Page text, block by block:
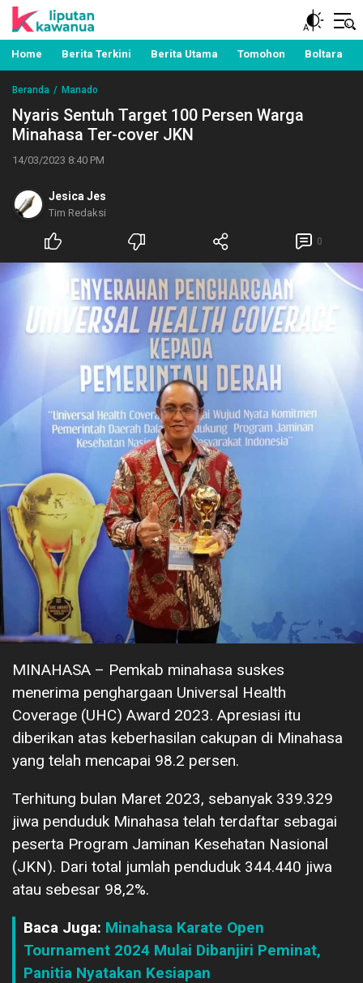
Liputan Kawanua
Berita Manado, Sulawesi Utara, Kawanua, Politik,
Pemerintahan, Hukum Kriminal dan Nasional
Home Berita Terkini Berita Utama Tomohon Boltara
Beranda Manado
Nyaris Sentuh Target 100 Persen Warga
Minahasa Ter-cover JKN
14/03/2023 8:40 PM
Jesica Jes
Tim Redaksi
0
MINAHASA – Pemkab minahasa suskes
menerima penghargaan Universal Health
Coverage (UHC) Award 2023. Apresiasi itu
diberikan atas keberhasilan cakupan di Minahasa
yang telah mencapai 98.2 persen.
Terhitung bulan Maret 2023, sebanyak 339.329
jiwa penduduk Minahasa telah terdaftar sebagai
peserta Program Jaminan Kesehatan Nasional
(JKN). Dari total jumlah penduduk 344.440 jiwa
atau sebesar 98,2%.
Baca Juga: Minahasa Karate Open
Tournament 2024 Mulai Dibanjiri Peminat,
Panitia Nyatakan Kesiapan